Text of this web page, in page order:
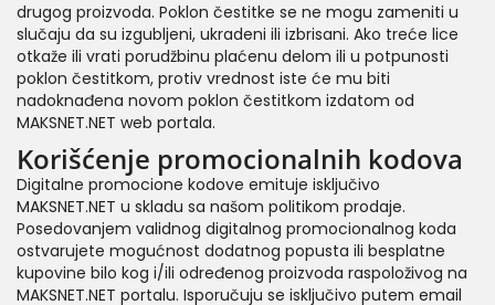
drugog proizvoda. Poklon čestitke se ne mogu zameniti u
slučaju da su izgubljeni, ukradeni ili izbrisani. Ako treće lice
otkaže ili vrati porudžbinu plaćenu delom ili u potpunosti
poklon čestitkom, protiv vrednost iste će mu biti
nadoknađena novom poklon čestitkom izdatom od
MAKSNET.NET web portala.
Korišćenje promocionalnih kodova
Digitalne promocione kodove emituje isključivo
MAKSNET.NET u skladu sa našom politikom prodaje.
Posedovanjem validnog digitalnog promocionalnog koda
ostvarujete mogućnost dodatnog popusta ili besplatne
kupovine bilo kog i/ili određenog proizvoda raspoloživog na
MAKSNET.NET portalu. Isporučuju se isključivo putem email